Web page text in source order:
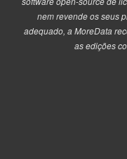
nem revende os seus
adequado, a MoreData
as edições